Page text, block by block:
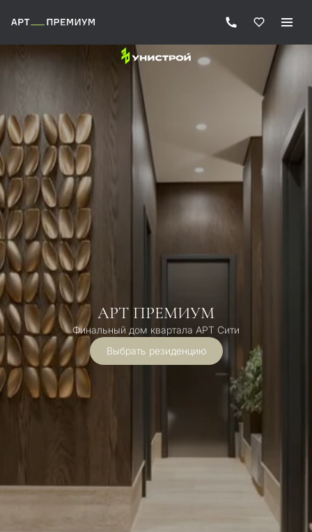
АРТ ПРЕМИУМ
Финальный дом квартала АРТ Сити
Выбрать резиденцию